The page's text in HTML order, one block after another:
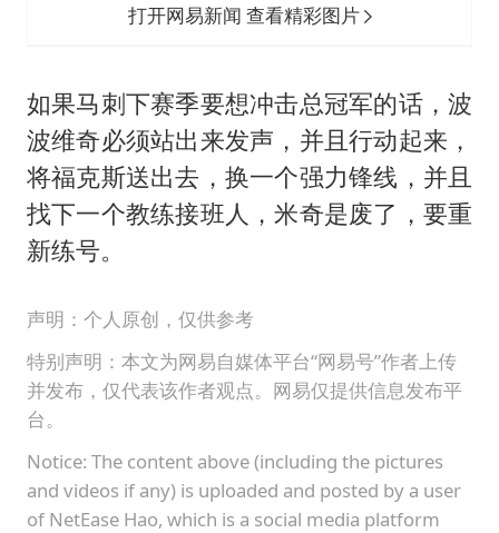
打开网易新闻 查看精彩图片
如果马刺下赛季要想冲击总冠军的话，波
波维奇必须站出来发声，并且行动起来，
将福克斯送出去，换一个强力锋线，并且
找下一个教练接班人，米奇是废了，要重
新练号。
声明：个人原创，仅供参考
特别声明：本文为网易自媒体平台“网易号”作者上传
并发布，仅代表该作者观点。网易仅提供信息发布平
台。
Notice: The content above (including the pictures
and videos if any) is uploaded and posted by a user
of NetEase Hao, which is a social media platform